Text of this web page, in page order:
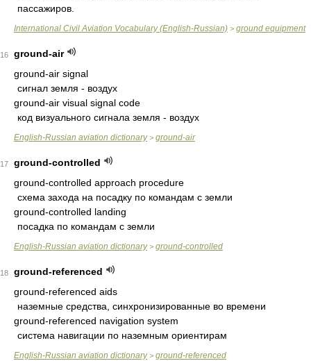
пaссaжирoв.
International Civil Aviation Vocabulary (English-Russian) > ground equipment
16
ground-air
ground-air signal
сигнал земля - воздух
ground-air visual signal code
код визуального сигнала земля - воздух
English-Russian aviation dictionary> ground-air
17
ground-controlled
ground-controlled approach procedure
схема захода на посадку по командам с земли
ground-controlled landing
посадка по командам с земли
English-Russian aviation dictionary> ground-controlled
18
ground-referenced
ground-referenced aids
наземные средства, синхронизированные во времени
ground-referenced navigation system
система навигации по наземным ориентирам
English-Russian aviation dictionary> ground-referenced